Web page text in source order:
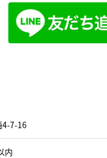
4-7-16
内